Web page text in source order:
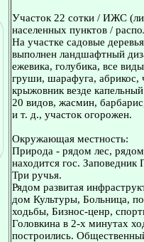
Участок 22 сотки / ИЖС
населенных пунктов /
На участке садовые
выполнен ландшафтный
ежевика, голубика, все
груши, шарафуга, абрикос,
крыжовник везде
20 видов, жасмин,
и т. д., участок огорожен.
Окружающая местность:
Природа - рядом лес,
находится гос.
Три ручья.
Рядом развитая
дом Культуры, Больница,
ходьбы, Бизнос-ценр,
Головкина в 2-х минутах
построились.